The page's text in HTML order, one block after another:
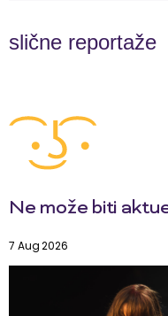
slične reportaže
Ne može biti
7 Aug 2026